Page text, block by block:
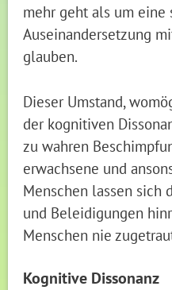
mehr geht als um eine
Auseinandersetzung
glauben.
Dieser Umstand,
der kognitiven
zu wahren
erwachsene und
Menschen lassen sich
und Beleidigungen
Menschen nie
Kognitive Dissonanz